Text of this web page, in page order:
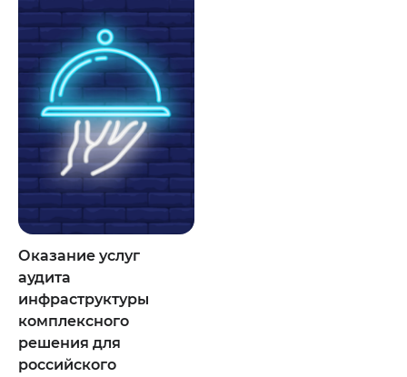
Оказание услуг
аудита
инфраструктуры
комплексного
решения для
российского